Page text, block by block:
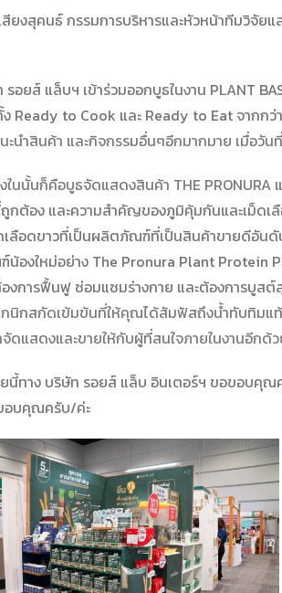
สียงสุคนธ์ กรรมการบริหารและหัวหน้าทีมวิจัย
อยส์ แล็บฯ เข้าร่วมออกบูธในงาน PLANT
ง Ready to Cook และ Ready to Eat จากกว่
ะนำสินค้า และกิจกรรมอื่นๆอีกมากมาย เมื่อ
ในนั้นก็คือบูธจัดแสดงสินค้า THE PRONURA
กต้อง และความสำคัญของภูมิคุ้มกันและเม็ด
เลือดขาวที่เป็นผลิตภัณฑ์ที่เป็นสินค้าขายดีอันดั
องใหม่อย่าง The Pronura Plant Protein
งการฟื้นฟู ซ่อมแซมร่างกาย และต้องการบูส
นิกสกัดเข้มข้นที่ให้คุณได้สัมฟัสถึงน้ำทับทิมแท้
จัดแสดงและขายให้กับผู้ที่สนใจภายในงานอีก
ทาง บริษัท รอยส์ แล็บ อินเตอร์ฯ ขอขอบคุณ
อบคุณครับ/ค่ะ